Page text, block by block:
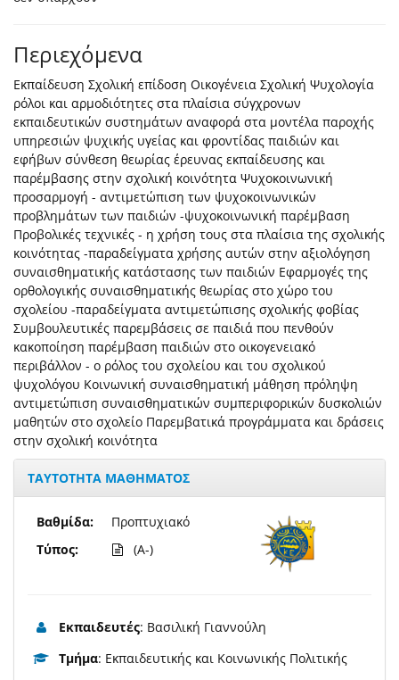
Περιεχόμενα
Eκπαίδευση Σχολική επίδοση Οικογένεια Σχολική Ψυχολογία
ρόλοι και αρμοδιότητες στα πλαίσια σύγχρονων
εκπαιδευτικών συστημάτων αναφορά στα μοντέλα παροχής
υπηρεσιών ψυχικής υγείας και φροντίδας παιδιών και
εφήβων σύνθεση θεωρίας έρευνας εκπαίδευσης και
παρέμβασης στην σχολική κοινότητα Ψυχοκοινωνική
προσαρμογή - αντιμετώπιση των ψυχοκοινωνικών
προβλημάτων των παιδιών -ψυχοκοινωνική παρέμβαση
Προβολικές τεχνικές - η χρήση τους στα πλαίσια της σχολικής
κοινότητας -παραδείγματα χρήσης αυτών στην αξιολόγηση
συναισθηματικής κατάστασης των παιδιών Εφαρμογές της
ορθολογικής συναισθηματικής θεωρίας στο χώρο του
σχολείου -παραδείγματα αντιμετώπισης σχολικής φοβίας
Συμβουλευτικές παρεμβάσεις σε παιδιά που πενθούν
κακοποίηση παρέμβαση παιδιών στο οικογενειακό
περιβάλλον - ο ρόλος του σχολείου και του σχολικού
ψυχολόγου Κοινωνική συναισθηματική μάθηση πρόληψη
αντιμετώπιση συναισθηματικών συμπεριφορικών δυσκολιών
μαθητών στο σχολείο Παρεμβατικά προγράμματα και δράσεις
στην σχολική κοινότητα
ΤΑΥΤΟΤΗΤΑ ΜΑΘΗΜΑΤΟΣ
Βαθμίδα:
Τύπος:
Προπτυχιακό
(A-)
Εκπαιδευτές: Βασιλική Γιαννούλη
Τμήμα: Εκπαιδευτικής και Κοινωνικής Πολιτικής